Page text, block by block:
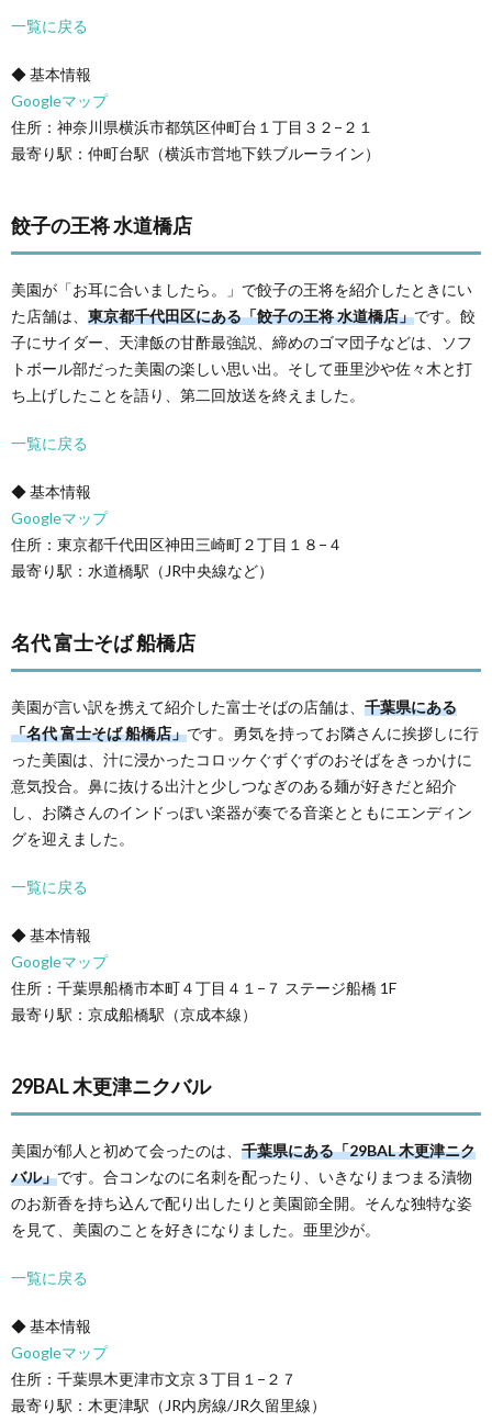
一覧に戻る
◆ 基本情報
Googleマップ
住所：神奈川県横浜市都筑区仲町台１丁目３２−２１
最寄り駅：仲町台駅（横浜市営地下鉄ブルーライン）
餃子の王将 水道橋店
美園が「お耳に合いましたら。」で餃子の王将を紹介したときにい
た店舗は、 東京都千代田区にある「餃子の王将 水道橋店」です。餃
子にサイダー、天津飯の甘酢最強説、締めのゴマ団子などは、ソフ
トボール部だった美園の楽しい思い出。そして亜里沙や佐々木と打
ち上げしたことを語り、第二回放送を終えました。
一覧に戻る
◆ 基本情報
Googleマップ
住所：東京都千代田区神田三崎町２丁目１８−４
最寄り駅：水道橋駅（JR中央線など）
名代 富士そば 船橋店
美園が言い訳を携えて紹介した富士そばの店舗は、 千葉県にある
「名代 富士そば 船橋店」です。勇気を持ってお隣さんに挨拶しに行
った美園は、汁に浸かったコロッケぐずぐずのおそばをきっかけに
意気投合。鼻に抜ける出汁と少しつなぎのある麺が好きだと紹介
し、お隣さんのインドっぽい楽器が奏でる音楽とともにエンディン
グを迎えました。
一覧に戻る
◆ 基本情報
Googleマップ
住所：千葉県船橋市本町４丁目４１−７ ステージ船橋 1F
最寄り駅：京成船橋駅（京成本線）
29BAL 木更津ニクバル
美園が郁人と初めて会ったのは、 千葉県にある「29BAL 木更津ニク
バル」です。合コンなのに名刺を配ったり、いきなりまつまる漬物
のお新香を持ち込んで配り出したりと美園節全開。そんな独特な姿
を見て、美園のことを好きになりました。亜里沙が。
一覧に戻る
◆ 基本情報
Googleマップ
住所：千葉県木更津市文京３丁目１−２７
最寄り駅：木更津駅（JR内房線/JR久留里線）